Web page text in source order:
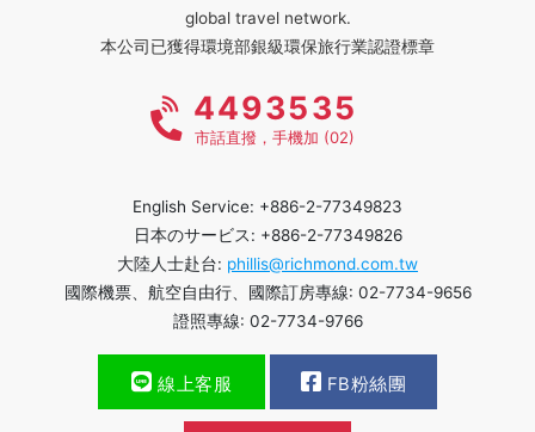
global travel network.
本公司已獲得環境部銀級環保旅行業認證標章
4493535
市話直撥，手機加 (02)
English Service: +886-2-77349823
日本のサービス: +886-2-77349826
大陸人士赴台: phillis@richmond.com.tw
國際機票、航空自由行、國際訂房專線: 02-7734-9656
證照專線: 02-7734-9766
線上客服 FB粉絲團